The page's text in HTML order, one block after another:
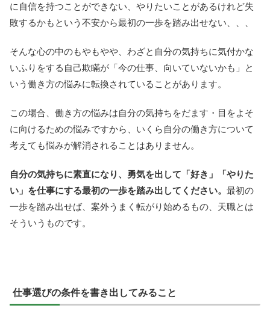
に自信を持つことができない、やりたいことがあるけれど失
敗するかもという不安から最初の一歩を踏み出せない、、、
そんな心の中のもやもやや、わざと自分の気持ちに気付かな
いふりをする自己欺瞞が「今の仕事、向いていないかも」と
いう働き方の悩みに転換されていることがあります。
この場合、働き方の悩みは自分の気持ちをだます・目をよそ
に向けるための悩みですから、いくら自分の働き方について
考えても悩みが解消されることはありません。
自分の気持ちに素直になり、勇気を出して「好き」「やりた
い」を仕事にする最初の一歩を踏み出してください。 最初の
一歩を踏み出せば、案外うまく転がり始めるもの、天職とは
そういうものです。
仕事選びの条件を書き出してみること